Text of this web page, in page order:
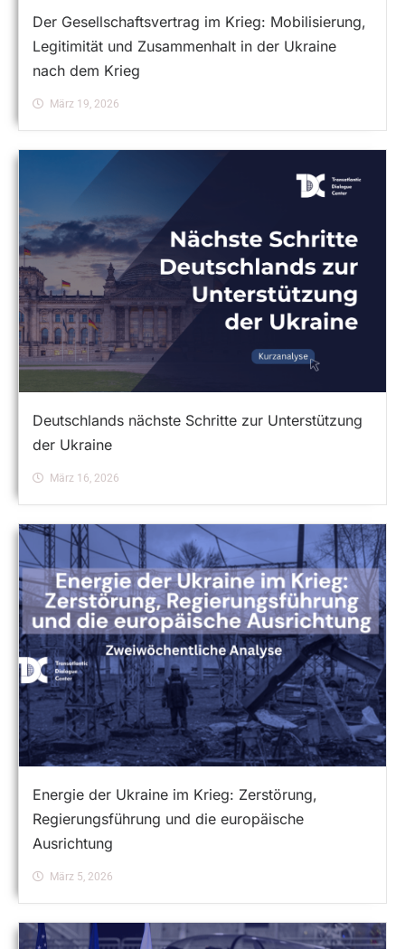
Der Gesellschaftsvertrag im Krieg: Mobilisierung,
Legitimität und Zusammenhalt in der Ukraine
nach dem Krieg
März 19, 2026
Deutschlands nächste Schritte zur Unterstützung
der Ukraine
März 16, 2026
Energie der Ukraine im Krieg: Zerstörung,
Regierungsführung und die europäische
Ausrichtung
März 5, 2026